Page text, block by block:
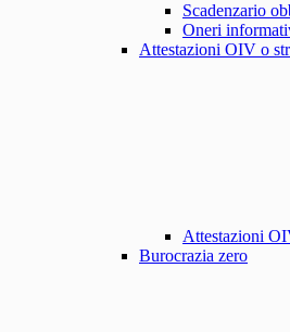
Scadenzario
Oneri
Attestazioni OIV o
Attestazioni
Burocrazia zero